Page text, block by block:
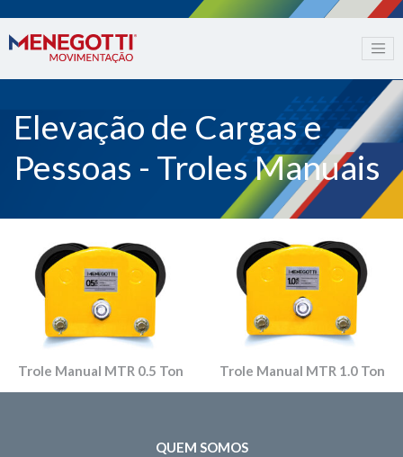
Elevação de Cargas e
Pessoas - Troles Manuais
Trole Manual MTR 0.5 Ton Trole Manual MTR 1.0 Ton
QUEM SOMOS